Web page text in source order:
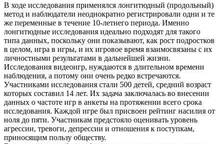
В ходе исследования применялся лонгитюдный (продольный)
метод и наблюдатели неоднократно регистрировали одни и те
же переменные в течение 10-летнего периода. Именно
лонгитюдные исследования идеально подходят для такого
типа данных, поскольку они показывают, как рост подростков
в целом, игра в игры, и их игровое время взаимосвязаны с их
личностными результатами в дальнейшей жизни.
Исследования видеоигр, нуждаются в длительном времени
наблюдения, а потому они очень редко встречаются.
Участниками исследования стали 500 детей, средний возраст
которых составил 14 лет. Их задача заключалась во внесении
данных о частоте игр в анкеты на протяжении всего срока
исследования. Каждой игре был присвоен рейтинг насилия от
ноля до пяти. Участникам предстояло оценивать уровень
агрессии, тревоги, депрессии и отношения к поступкам,
приносящим пользу обществу.